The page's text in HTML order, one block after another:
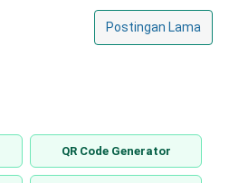
Postingan Lama
QR Code Generator